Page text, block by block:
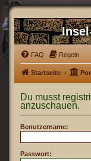
FAQ Regeln
Startseite
Du musst
anzuschauen.
Benutzername:
Passwort: